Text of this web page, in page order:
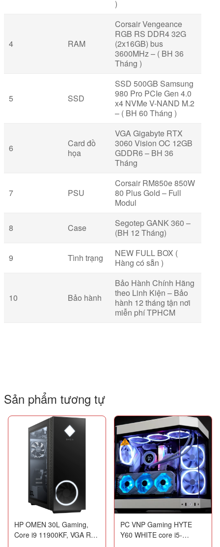
)
4 RAM
Corsair Vengeance
RGB RS DDR4 32G
(2x16GB) bus
3600MHz – ( BH 36
Tháng )
5 SSD
SSD 500GB Samsung
980 Pro PCIe Gen 4.0
x4 NVMe V-NAND M.2
– ( BH 60 Tháng )
6
Card đồ
họa
VGA Gigabyte RTX
3060 Vision OC 12GB
GDDR6 – BH 36
Tháng
7 PSU
Corsair RM850e 850W
80 Plus Gold – Full
Modul
8 Case
Segotep GANK 360 –
(BH 12 Tháng)
9 Tình trạng
NEW FULL BOX (
Hàng có sẵn )
10 Bảo hành
Bảo Hành Chính Hãng
theo Linh Kiện – Bảo
hành 12 tháng tận nơi
miễn phí TPHCM
Sản phẩm tương tự
HP OMEN 30L Gaming,
Core i9 11900KF, VGA RTX
PC VNP Gaming HYTE
Y60 WHITE core i5-